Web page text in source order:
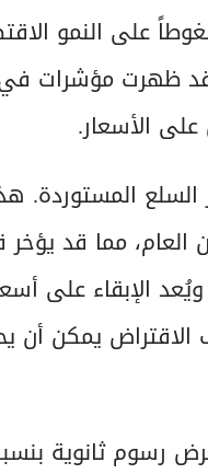
على النمو
وقد ظهرت مؤشرات
الأسعار.
المستوردة.
مما قد يؤخر
الإبقاء على
الاقتراض يمكن أن